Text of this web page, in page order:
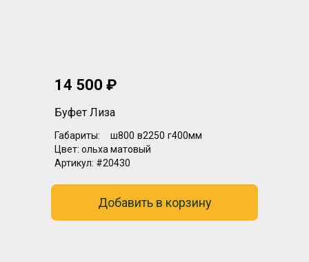
14 500 ₽
Буфет Лиза
Габариты: ш800 в2250 г400мм
Цвет: ольха матовый
Артикул: #20430
Добавить в корзину